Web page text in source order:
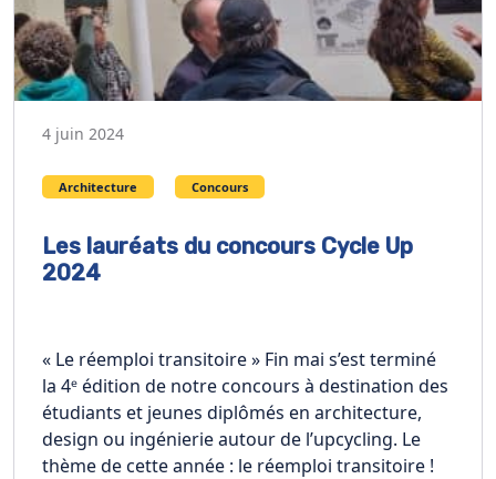
4 juin 2024
Architecture Concours
Les lauréats du concours Cycle Up
2024
« Le réemploi transitoire » Fin mai s’est terminé
la 4ᵉ édition de notre concours à destination des
étudiants et jeunes diplômés en architecture,
design ou ingénierie autour de l’upcycling. Le
thème de cette année : le réemploi transitoire !